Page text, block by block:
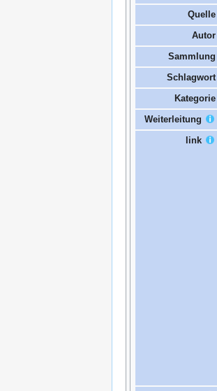
Quelle
Autor
Sammlung
Schlagwort
Kategorie
Weiterleitung
link